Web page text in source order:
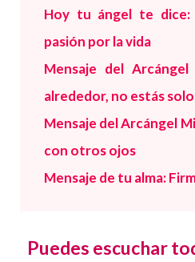
Hoy tu ángel te
pasión por la vida
Mensaje del
alrededor, no estás solo
Mensaje del Arcángel
con otros ojos
Mensaje de tu alma:
Puedes escuchar